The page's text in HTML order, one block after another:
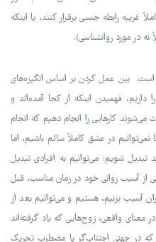
غریبه رابطه جنسی برقرار کنند، یا اینکه
نه در مورد روانشناسی).
است. بین عمل کردن بر اساس انگیزه‌های
داریم، فهمیدن اینکه از کجا آمده‌اند و
کارهایی را انجام دهیم که انجام
در عشق کاملاً سالم باشیم، اما
تبدیل شویم: می‌توانیم به افرادی تبدیل
از آسیب روانی خود در زمان مناسب، قبل
آسیب بزنیم، هستیم و می‌توانیم بعد از
معنای واقعی، زوج‌هایی که یاد گرفته‌اند
در جهتی اجتناب‌گر یا مضطرب تحریک